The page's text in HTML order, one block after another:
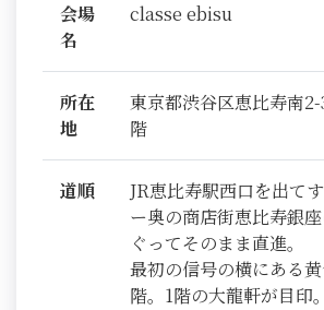
会場
名
classe ebisu
所在
地
東京都渋谷区恵比寿南
階
道順
JR恵比寿駅西口を出て
ー奥の商店街恵比寿銀
ぐってそのまま直進。
最初の信号の横にある
階。1階の大龍軒が目印。